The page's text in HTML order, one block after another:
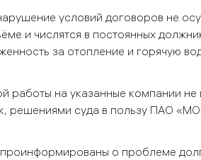
условий договоров не
и числятся в постоянных
за отопление и горячую
работы на указанные компании
решениями суда в пользу ПАО
о проблеме